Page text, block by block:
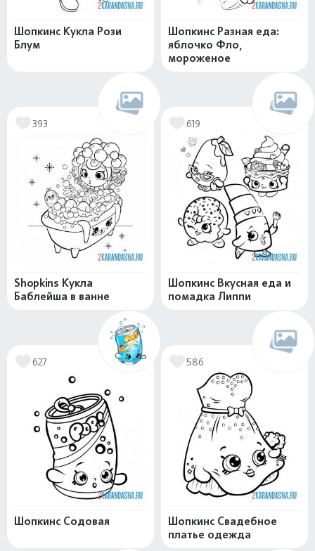
Шопкинс Кукла Рози
Блум
Шопкинс Разная еда:
яблочко Фло,
мороженое
393
Shopkins Кукла
Баблейша в ванне
619
Шопкинс Вкусная еда и
помадка Липпи
627
Шопкинс Содовая
586
Шопкинс Свадебное
платье одежда